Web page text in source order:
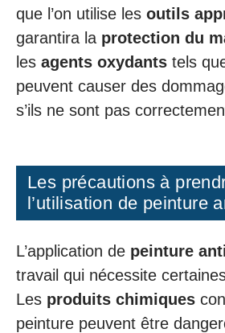
que l’on utilise les outils
garantira la protection du
les agents oxydants tels
peuvent causer des
s’ils ne sont pas
Les précautions à
l’utilisation de peinture
L’application de peinture
travail qui nécessite
Les produits chimiques
peinture peuvent être